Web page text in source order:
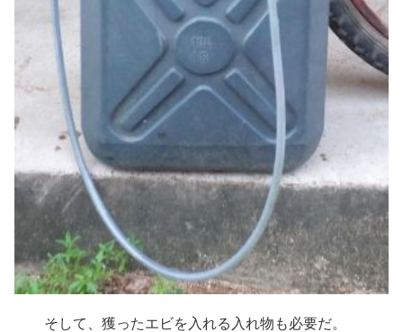
そして、獲ったエビを入れる入れ物も必要だ。